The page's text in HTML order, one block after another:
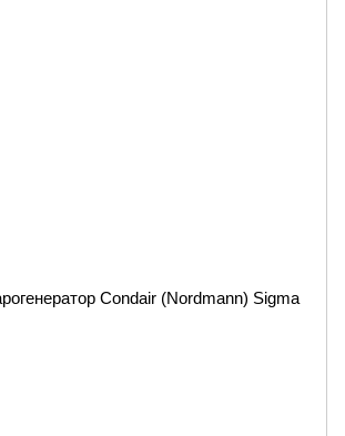
Condair (Nordmann) Sigma